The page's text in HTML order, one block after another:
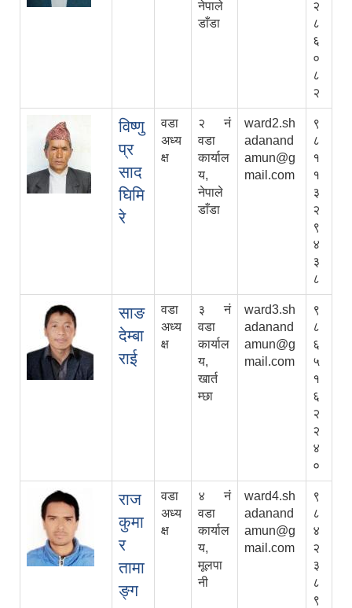
नेपाले
डाँडा
२
८
६
०
८
२
विष्णु
प्र
साद
घिमि
रे
वडा
अध्य
क्ष
२ नं
वडा
कार्याल
य,
नेपाले
डाँडा
ward2.sh
adanand
amun@g
mail.com
९
८
१
१
३
२
९
४
३
८
साङ
देम्बा
राई
वडा
अध्य
क्ष
३ नं
वडा
कार्याल
य,
खार्त
म्छा
ward3.sh
adanand
amun@g
mail.com
९
८
६
५
१
६
२
२
४
०
राज
कुमा
र
तामा
ङ्ग
वडा
अध्य
क्ष
४ नं
वडा
कार्याल
य,
मूलपा
नी
ward4.sh
adanand
amun@g
mail.com
९
८
४
२
३
८
९